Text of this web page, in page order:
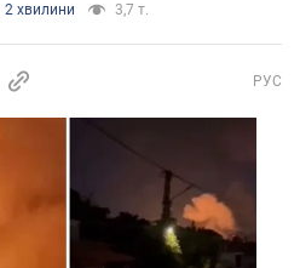
2 хвилини 3,7 т.
РУС